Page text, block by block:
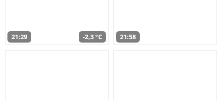
21:29 -2,3 °C 21:58